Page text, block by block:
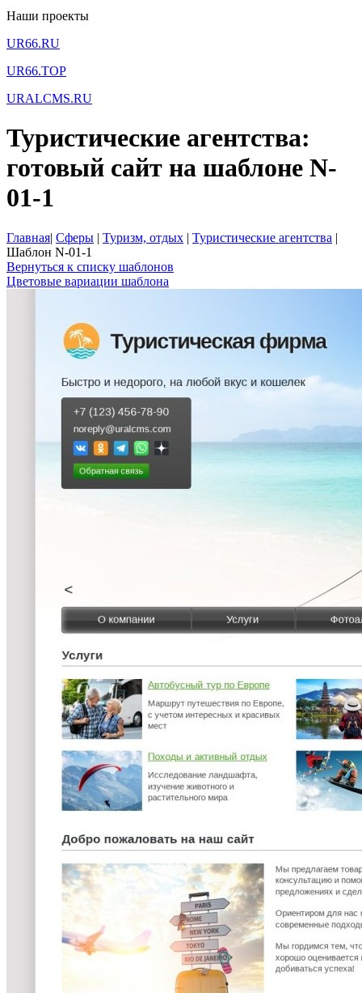
Наши проекты
UR66.RU
UR66.TOP
URALCMS.RU
Туристические агентства:
готовый сайт на шаблоне N-
01-1
Главная| Сферы | Туризм, отдых | Туристические агентства |
Шаблон N-01-1
Вернуться к списку шаблонов
Цветовые вариации шаблона